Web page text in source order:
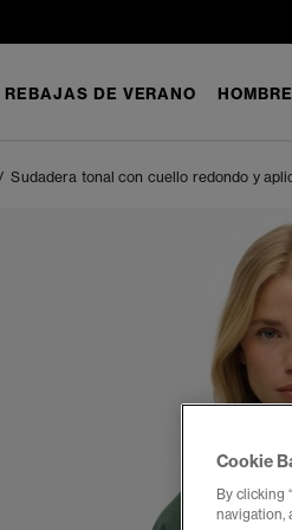
REBAJAS DE VERANO HOMBRE
Sudadera tonal con cuello redondo y
Cookie
By clicking
navigation,